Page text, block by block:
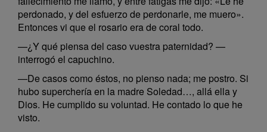
perdonado, y del esfuerzo de perdonarle, me muero».
Entonces vi que el rosario era de coral todo.
—¿Y qué piensa del caso vuestra paternidad? —
interrogó el capuchino.
—De casos como éstos, no pienso nada; me postro. Si
hubo superchería en la madre Soledad…, allá ella y
Dios. He cumplido su voluntad. He contado lo que he
visto.